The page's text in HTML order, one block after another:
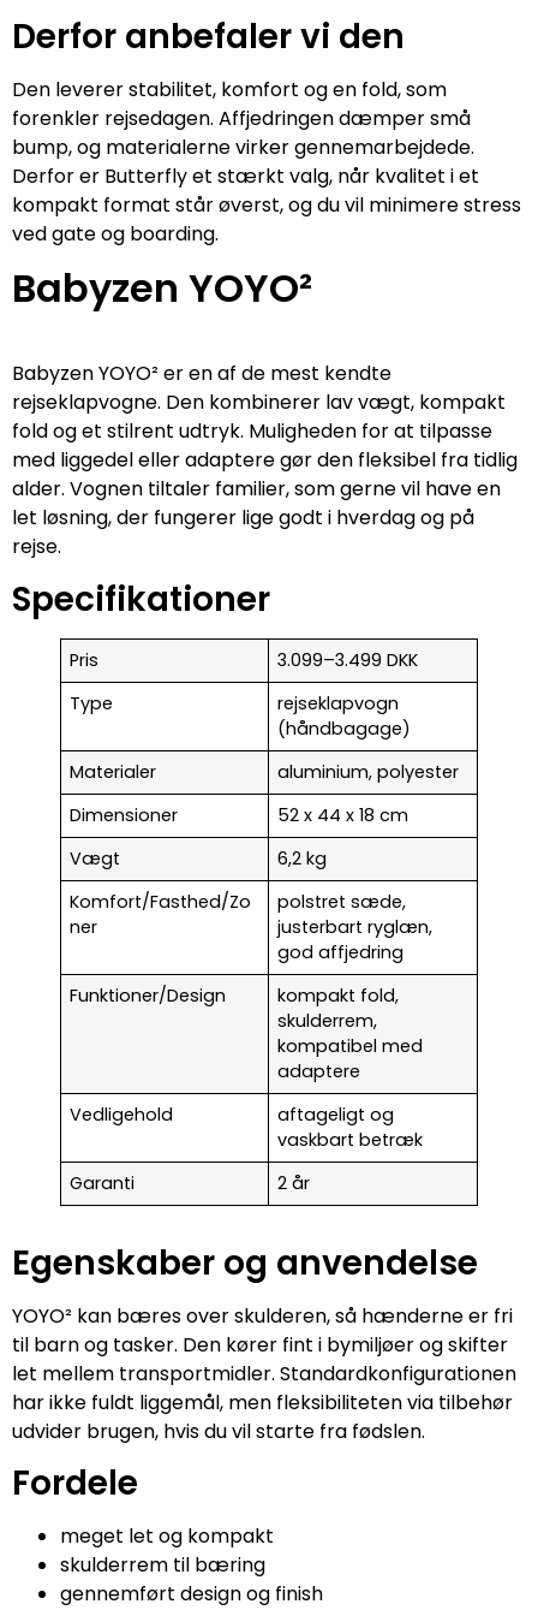
Derfor anbefaler vi den
Den leverer stabilitet, komfort og en fold, som
forenkler rejsedagen. Affjedringen dæmper små
bump, og materialerne virker gennemarbejdede.
Derfor er Butterfly et stærkt valg, når kvalitet i et
kompakt format står øverst, og du vil minimere stress
ved gate og boarding.
Babyzen YOYO²
Babyzen YOYO² er en af de mest kendte
rejseklapvogne. Den kombinerer lav vægt, kompakt
fold og et stilrent udtryk. Muligheden for at tilpasse
med liggedel eller adaptere gør den fleksibel fra tidlig
alder. Vognen tiltaler familier, som gerne vil have en
let løsning, der fungerer lige godt i hverdag og på
rejse.
Specifikationer
Pris
3.099–3.499 DKK
Type
rejseklapvogn
(håndbagage)
Materialer
aluminium, polyester
Dimensioner
52 x 44 x 18 cm
Vægt
6,2 kg
Komfort/Fasthed/Zo
ner
polstret sæde,
justerbart ryglæn,
god affjedring
Funktioner/Design
kompakt fold,
skulderrem,
kompatibel med
adaptere
Vedligehold
aftageligt og
vaskbart betræk
Garanti
2 år
Egenskaber og anvendelse
YOYO² kan bæres over skulderen, så hænderne er fri
til barn og tasker. Den kører fint i bymiljøer og skifter
let mellem transportmidler. Standardkonfigurationen
har ikke fuldt liggemål, men fleksibiliteten via tilbehør
udvider brugen, hvis du vil starte fra fødslen.
Fordele
meget let og kompakt
skulderrem til bæring
gennemført design og finish